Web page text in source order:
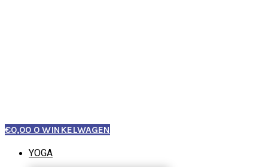
€0,00 0 WINKELWAGEN
YOGA